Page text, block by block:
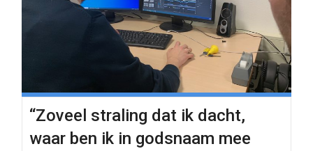
“Zoveel straling dat ik dacht,
waar ben ik in godsnaam mee